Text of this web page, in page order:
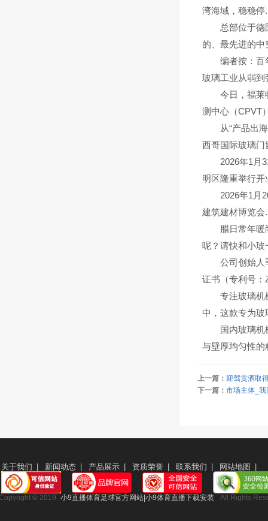
湾海域，稳稳停
总部位于德国
的、最先进的中
编者按：百年
玻璃工业从弱到
今日，福莱特
测中心（CPVT
从“产品出海”
西哥国际玻璃门
2026年1月31
明区隆重举行开
2026年1月20
建筑建材博览会
腊日常年暖尚
呢？请快和小玻
公司创始人季
证书（专利号：
专注玻璃机械
中，这款专为玻
国内玻璃机械
与壁厚均匀性的
上一篇： 迎驾贡酒取
下一篇： 市场主体_
关于我们 新闻动态 产品展示 资质荣誉 联系我们 网站地图
© 2019 小9直播体育足球官方网站|小9体育直播下载安装 All Rights